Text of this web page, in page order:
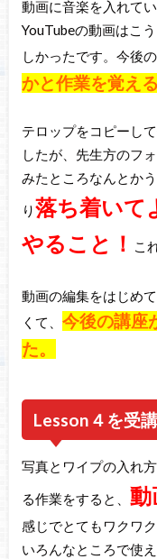
動画に音楽を入れて
YouTubeの動画はこ
しかったです。今後
かと作業を覚え
テロップをコピーし
したが、先生方のフ
みたところなんとか
り落ち着いて
やること！
こ
動画の編集をはじめ
くて、 今後の講座
た。
Lesson４を受
写真とワイプの入れ
る作業をすると、 動
感じでとてもワクワ
いろんなところで使